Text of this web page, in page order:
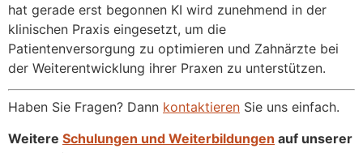
hat gerade erst begonnen KI wird zunehmend in der
klinischen Praxis eingesetzt, um die
Patientenversorgung zu optimieren und Zahnärzte bei
der Weiterentwicklung ihrer Praxen zu unterstützen.
Haben Sie Fragen? Dann kontaktieren Sie uns einfach.
Weitere Schulungen und Weiterbildungen auf unserer